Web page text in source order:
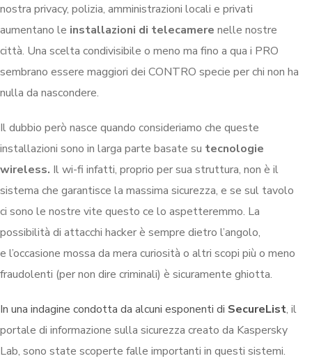
nostra privacy, polizia, amministrazioni locali e privati
aumentano le installazioni di telecamere nelle nostre
città. Una scelta condivisibile o meno ma fino a qua i PRO
sembrano essere maggiori dei CONTRO specie per chi non ha
nulla da nascondere.
Il dubbio però nasce quando consideriamo che queste
installazioni sono in larga parte basate su tecnologie
wireless. Il wi-fi infatti, proprio per sua struttura, non è il
sistema che garantisce la massima sicurezza, e se sul tavolo
ci sono le nostre vite questo ce lo aspetteremmo. La
possibilità di attacchi hacker è sempre dietro l’angolo,
e l’occasione mossa da mera curiosità o altri scopi più o meno
fraudolenti (per non dire criminali) è sicuramente ghiotta.
In una indagine condotta da alcuni esponenti di SecureList, il
portale di informazione sulla sicurezza creato da Kaspersky
Lab, sono state scoperte falle importanti in questi sistemi.